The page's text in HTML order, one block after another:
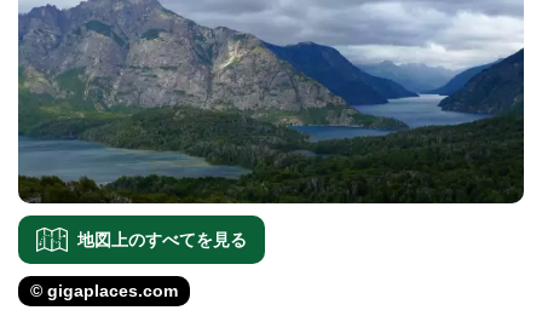
地図上のすべてを見る
© gigaplaces.com